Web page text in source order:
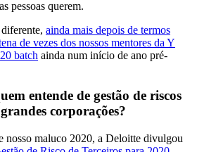
pessoas querem.
ainda mais depois de termos
de vezes dos nossos mentores da Y
batch ainda num início de ano pré-
entende de gestão de riscos
corporações?
nosso maluco 2020, a Deloitte divulgou